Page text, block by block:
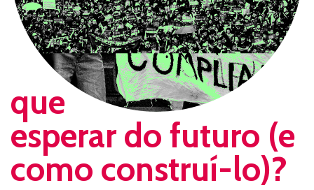
que
esperar do futuro (e
como construí-lo)?